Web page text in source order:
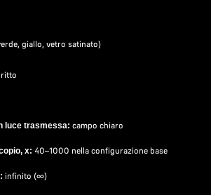
giallo, vetro satinato)
luce trasmessa: campo chiaro
x: 40–1000 nella configurazione base
infinito (∞)